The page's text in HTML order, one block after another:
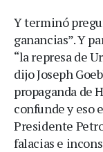
Y terminó
ganancias”. Y
“la represa de
dijo Joseph
propaganda de
confunde y eso
Presidente
falacias e